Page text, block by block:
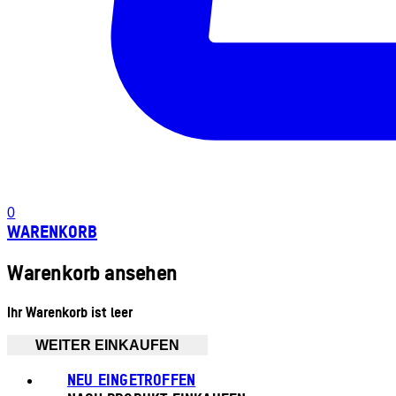
0
WARENKORB
Warenkorb ansehen
Ihr Warenkorb ist leer
WEITER EINKAUFEN
NEU EINGETROFFEN